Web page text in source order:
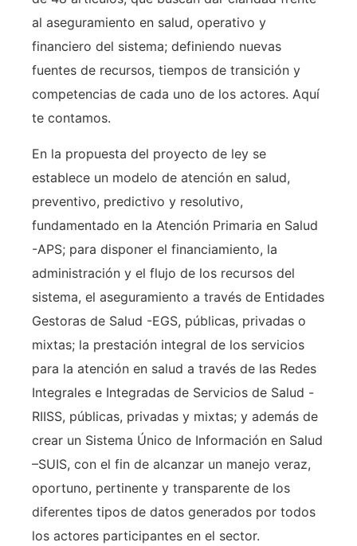
al aseguramiento en salud, operativo y
financiero del sistema; definiendo nuevas
fuentes de recursos, tiempos de transición y
competencias de cada uno de los actores. Aquí
te contamos.
En la propuesta del proyecto de ley se
establece un modelo de atención en salud,
preventivo, predictivo y resolutivo,
fundamentado en la Atención Primaria en Salud
-APS; para disponer el financiamiento, la
administración y el flujo de los recursos del
sistema, el aseguramiento a través de Entidades
Gestoras de Salud -EGS, públicas, privadas o
mixtas; la prestación integral de los servicios
para la atención en salud a través de las Redes
Integrales e Integradas de Servicios de Salud -
RIISS, públicas, privadas y mixtas; y además de
crear un Sistema Único de Información en Salud
–SUIS, con el fin de alcanzar un manejo veraz,
oportuno, pertinente y transparente de los
diferentes tipos de datos generados por todos
los actores participantes en el sector.